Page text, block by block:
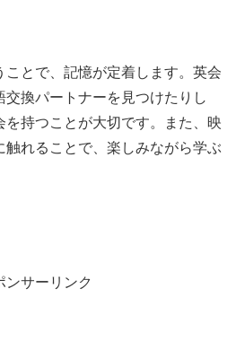
とで、記憶が定着します。英会
換パートナーを見つけたりし
を持つことが大切です。また、映
れることで、楽しみながら学ぶ
ンサーリンク